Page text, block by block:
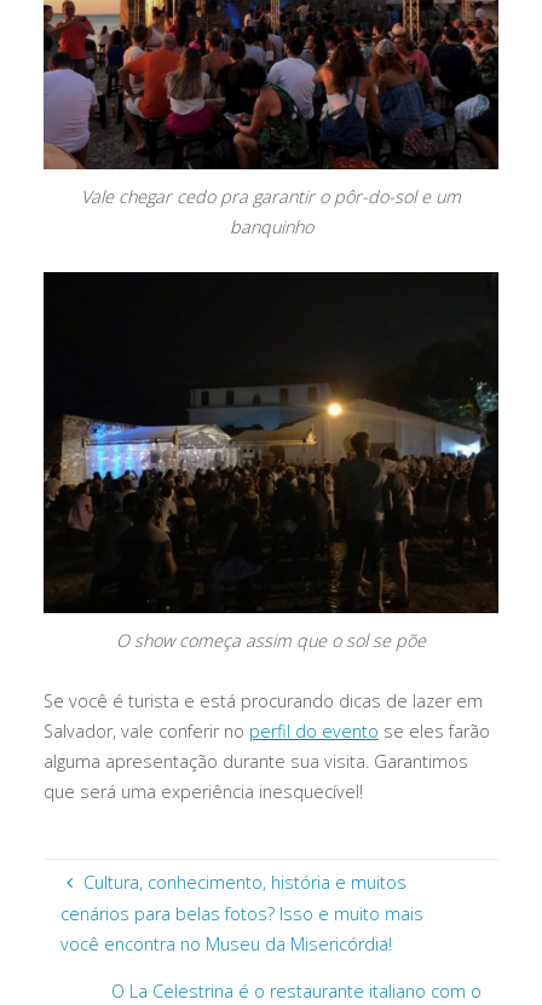
Vale chegar cedo pra garantir o pôr-do-sol e um
banquinho
O show começa assim que o sol se põe
Se você é turista e está procurando dicas de lazer em
Salvador, vale conferir no perfil do evento se eles farão
alguma apresentação durante sua visita. Garantimos
que será uma experiência inesquecível!
Cultura, conhecimento, história e muitos
cenários para belas fotos? Isso e muito mais
você encontra no Museu da Misericórdia!
O La Celestrina é o restaurante italiano com o